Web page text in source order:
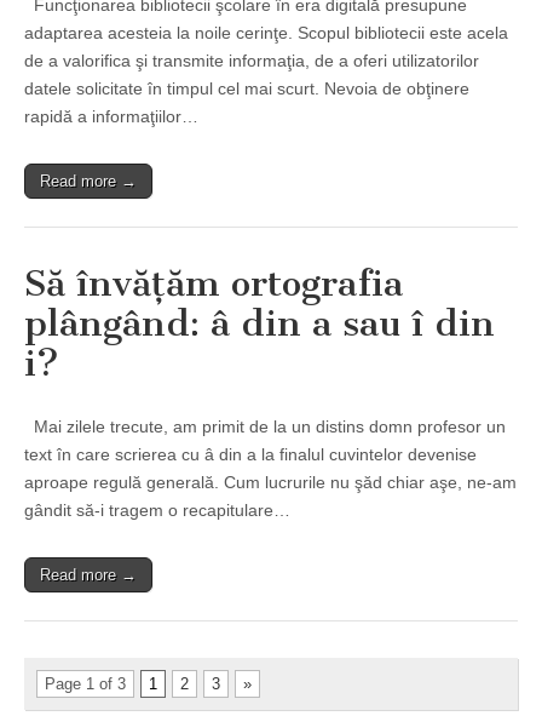
Funcţionarea bibliotecii şcolare în era digitală presupune
adaptarea acesteia la noile cerinţe. Scopul bibliotecii este acela
de a valorifica şi transmite informaţia, de a oferi utilizatorilor
datele solicitate în timpul cel mai scurt. Nevoia de obţinere
rapidă a informaţiilor…
Read more →
Să învăţăm ortografia
plângând: â din a sau î din
i?
Mai zilele trecute, am primit de la un distins domn profesor un
text în care scrierea cu â din a la finalul cuvintelor devenise
aproape regulă generală. Cum lucrurile nu şăd chiar aşe, ne-am
gândit să-i tragem o recapitulare…
Read more →
Page 1 of 3 1 2 3 »